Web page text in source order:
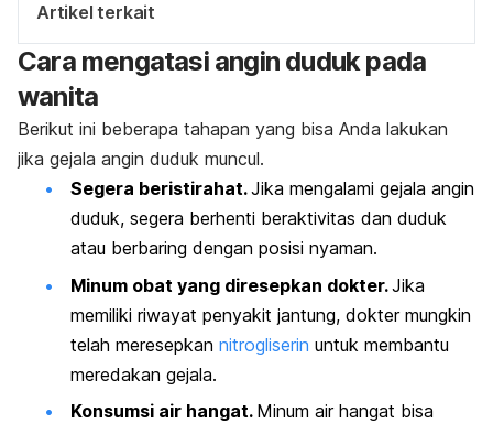
Artikel terkait
Cara mengatasi angin duduk pada
wanita
Berikut ini beberapa tahapan yang bisa Anda lakukan
jika gejala angin duduk muncul.
Segera beristirahat.Jika mengalami gejala angin
duduk, segera berhenti beraktivitas dan duduk
atau berbaring dengan posisi nyaman.
Minum obat yang diresepkan dokter.Jika
memiliki riwayat penyakit jantung, dokter mungkin
telah meresepkan nitrogliserin untuk membantu
meredakan gejala.
Konsumsi air hangat. Minum air hangat bisa